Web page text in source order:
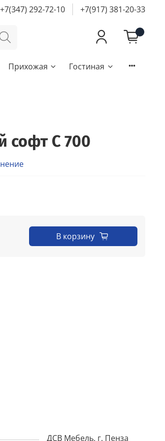
+7(347) 292-72-10 +7(917) 381-20-33
Прихожая Гостиная
софт С 700
В корзину
ДСВ Мебель, г. Пенза